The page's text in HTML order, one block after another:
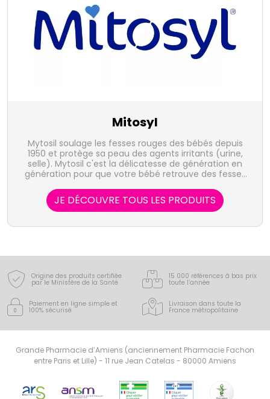
Mitosyl
Mytosil soulage les fesses rouges des bébés depuis
1950 et protège sa peau des agents irritants (urine,
selle). Mytosil c'est la délicatesse de génération en
génération pour que votre bébé retrouve des fesses
JE DÉCOUVRE TOUS LES PRODUITS
Origine des produits certifiée
par le Ministère de la Santé
15 000 références à bas prix
toute l’année
Paiement en ligne simple et
100% sécurisé
Livraison dans toute la
France métropolitaine
Grande Pharmacie d’Amiens (anciennement Pharmacie Fachon
entre Paris et Lille) - 11 rue Jean Catelas - 80000 Amiens